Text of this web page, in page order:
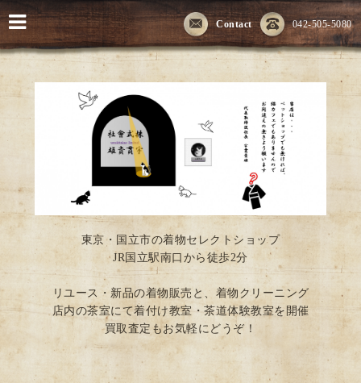
042-505-5080
Contact
東京・国立市の着物セレクトショップ
JR国立駅南口から徒歩2分
リユース・新品の着物販売と、着物クリーニング
店内の茶室にて着付け教室・茶道体験教室を開催
買取査定もお気軽にどうぞ！